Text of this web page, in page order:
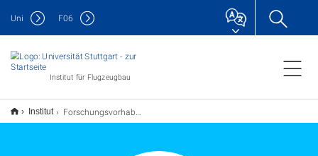
Institut für Flugzeugbau
Uni F06
Institut Forschungsvorhaben LuFo VI-2 DIMENSION gestartet